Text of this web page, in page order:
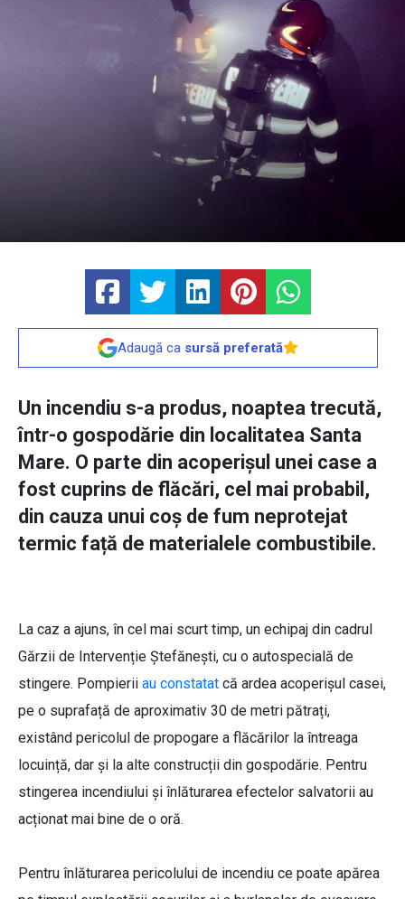
Adaugă ca sursă preferată
Un incendiu s-a produs, noaptea trecută,
într-o gospodărie din localitatea Santa
Mare. O parte din acoperișul unei case a
fost cuprins de flăcări, cel mai probabil,
din cauza unui coș de fum neprotejat
termic față de materialele combustibile.
La caz a ajuns, în cel mai scurt timp, un echipaj din cadrul
Gărzii de Intervenție Ștefănești, cu o autospecială de
stingere. Pompierii au constatat că ardea acoperișul casei,
pe o suprafață de aproximativ 30 de metri pătrați,
existând pericolul de propogare a flăcărilor la întreaga
locuință, dar și la alte construcții din gospodărie. Pentru
stingerea incendiului și înlăturarea efectelor salvatorii au
acționat mai bine de o oră.
Pentru înlăturarea pericolului de incendiu ce poate apărea